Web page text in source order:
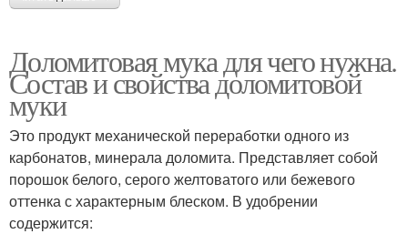
Доломитовая мука для чего нужна.
Состав и свойства доломитовой
муки
Это продукт механической переработки одного из
карбонатов, минерала доломита. Представляет собой
порошок белого, серого желтоватого или бежевого
оттенка с характерным блеском. В удобрении
содержится: